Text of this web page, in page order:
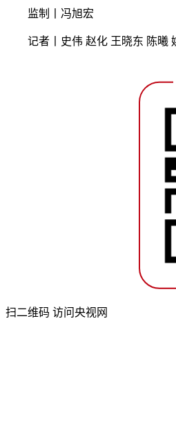
监制丨冯旭宏
记者丨史伟 赵化 王晓东 陈曦
扫二维码 访问央视网